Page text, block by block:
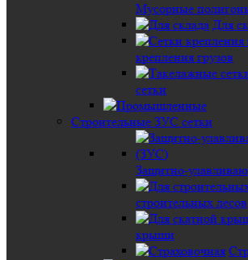
Мусорные
Для
крепления грузов
сетки
Строительные ЗУС сетки
Защитно-
строительных лесов
крыши